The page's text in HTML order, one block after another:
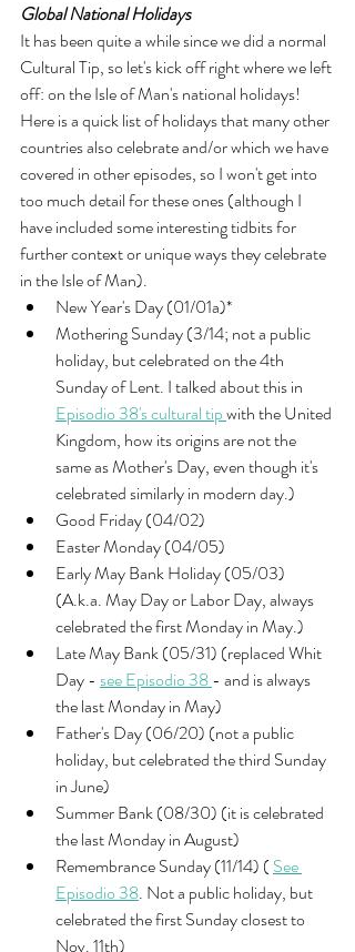
Global National Holidays
It has been quite a while since we did a normal
Cultural Tip, so let's kick off right where we left
off: on the Isle of Man's national holidays!
Here is a quick list of holidays that many other
countries also celebrate and/or which we have
covered in other episodes, so I won't get into
too much detail for these ones (although I
have included some interesting tidbits for
further context or unique ways they celebrate
in the Isle of Man).
New Year's Day (01/01a)*
Mothering Sunday (3/14; not a public
holiday, but celebrated on the 4th
Sunday of Lent. I talked about this in
Episodio 38's cultural tip with the United
Kingdom, how its origins are not the
same as Mother's Day, even though it's
celebrated similarly in modern day.)
Good Friday (04/02)
Easter Monday (04/05)
Early May Bank Holiday (05/03)
(A.k.a. May Day or Labor Day, always
celebrated the first Monday in May.)
Late May Bank (05/31) (replaced Whit
Day - see Episodio 38 - and is always
the last Monday in May)
Father's Day (06/20) (not a public
holiday, but celebrated the third Sunday
in June)
Summer Bank (08/30) (it is celebrated
the last Monday in August)
Remembrance Sunday (11/14) ( See
Episodio 38. Not a public holiday, but
celebrated the first Sunday closest to
Nov. 11th)